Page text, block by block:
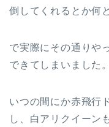
倒してくれるとか何
で実際にその通りや
できてしまいました。
いつの間にか赤飛行
し、白アリクイーン